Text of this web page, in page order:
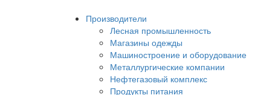
Производители
Лесная промышленность
Магазины одежды
Машиностроение и оборудование
Металлургические компании
Нефтегазовый комплекс
Продукты питания